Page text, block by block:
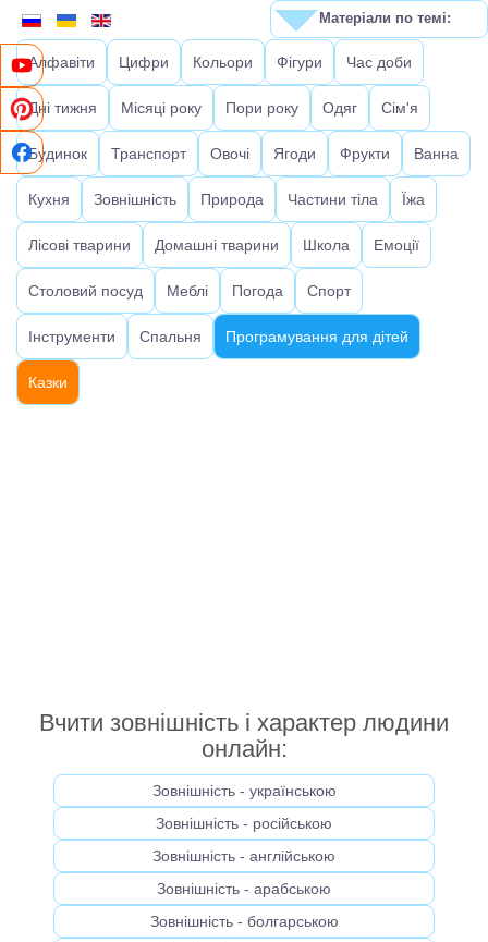
Алфавіти Цифри Кольори Фігури Час доби
Дні тижня Місяці року Пори року Одяг Сім'я
Будинок Транспорт Овочі Ягоди Фрукти Ванна
Кухня Зовнішність Природа Частини тіла Їжа
Лісові тварини Домашні тварини Школа Емоції
Столовий посуд Меблі Погода Спорт
Інструменти Спальня Програмування для дітей
Казки
Вчити зовнішність і характер людини
онлайн:
Зовнішність - українською
Зовнішність - російською
Зовнішність - англійською
Зовнішність - арабською
Зовнішність - болгарською
Матеріали по темі: